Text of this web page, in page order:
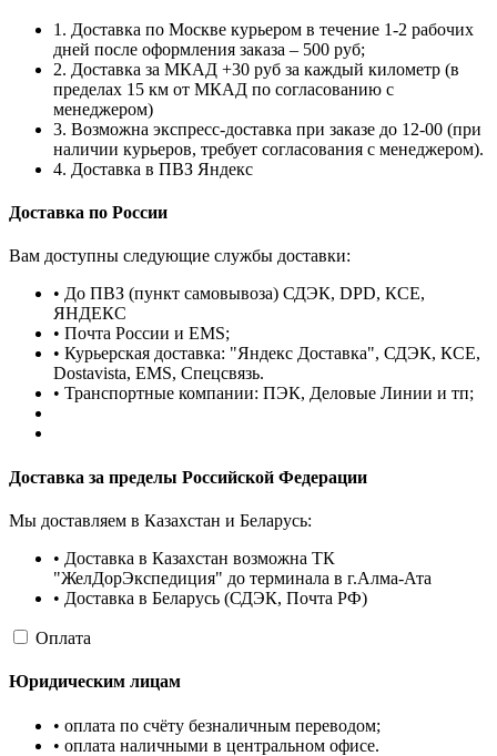
1. Доставка по Москве курьером в течение 1-2 рабочих
дней после оформления заказа – 500 руб;
2. Доставка за МКАД +30 руб за каждый километр (в
пределах 15 км от МКАД по согласованию с
менеджером)
3. Возможна экспресс-доставка при заказе до 12-00 (при
наличии курьеров, требует согласования с менеджером).
4. Доставка в ПВЗ Яндекс
Доставка по России
Вам доступны следующие службы доставки:
• До ПВЗ (пункт самовывоза) СДЭК, DPD, КСЕ,
ЯНДЕКС
• Почта России и EMS;
• Курьерская доставка: "Яндекс Доставка", СДЭК, КСЕ,
Dostavista, EMS, Спецсвязь.
• Транспортные компании: ПЭК, Деловые Линии и тп;
Доставка за пределы Российской Федерации
Мы доставляем в Казахстан и Беларусь:
• Доставка в Казахстан возможна ТК
"ЖелДорЭкспедиция" до терминала в г.Алма-Ата
• Доставка в Беларусь (СДЭК, Почта РФ)
Оплата
Юридическим лицам
• оплата по счёту безналичным переводом;
• оплата наличными в центральном офисе.